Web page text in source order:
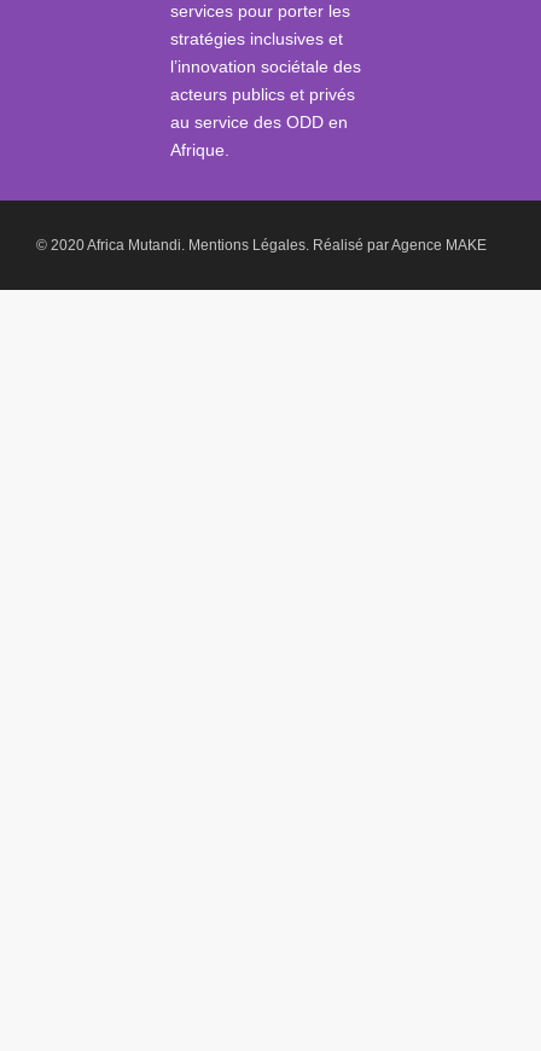
services pour porter les
stratégies inclusives et
l’innovation sociétale des
acteurs publics et privés
au service des ODD en
Afrique.
© 2020 Africa Mutandi. Mentions Légales. Réalisé parAgence MAKE